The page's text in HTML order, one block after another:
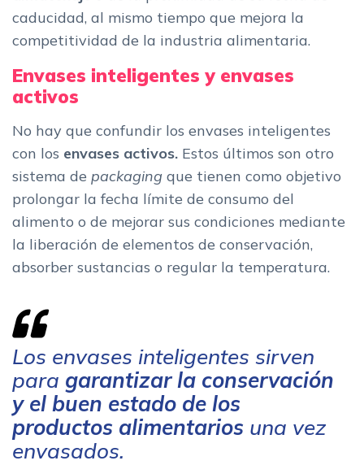
caducidad, al mismo tiempo que mejora la
competitividad de la industria alimentaria.
Envases inteligentes y envases
activos
No hay que confundir los envases inteligentes
con los envases activos. Estos últimos son otro
sistema de packaging que tienen como objetivo
prolongar la fecha límite de consumo del
alimento o de mejorar sus condiciones mediante
la liberación de elementos de conservación,
absorber sustancias o regular la temperatura.
Los envases inteligentes sirven
para garantizar la conservación
y el buen estado de los
productos alimentarios una vez
envasados.